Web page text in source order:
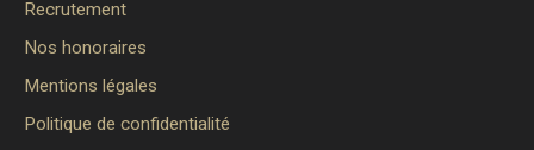
Recrutement
Nos honoraires
Mentions légales
Politique de confidentialité